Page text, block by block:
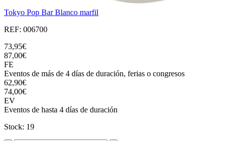
Tokyo Pop Bar Blanco marfil
REF: 006700
73,95€
87,00€
FE
Eventos de más de 4 días de duración, ferias o congresos
62,90€
74,00€
EV
Eventos de hasta 4 días de duración
Stock: 19